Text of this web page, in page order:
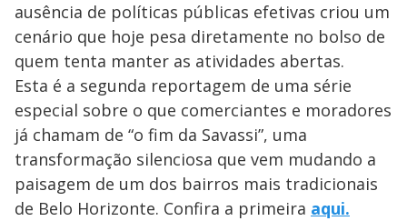
ausência de políticas públicas efetivas criou um
cenário que hoje pesa diretamente no bolso de
quem tenta manter as atividades abertas.
Esta é a segunda reportagem de uma série
especial sobre o que comerciantes e moradores
já chamam de “o fim da Savassi”, uma
transformação silenciosa que vem mudando a
paisagem de um dos bairros mais tradicionais
de Belo Horizonte. Confira a primeira aqui.